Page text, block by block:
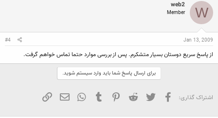
W
web2
Member
Jan 13, 2009
#4
از پاسخ سریع دوستان بسیار متشکرم. پس از بررسی موارد حتما تماس خواهم گرفت.
برای ارسال پاسخ شما باید وارد سیستم شوید.
اشتراک گذاری: فیسبوک تویتر Reddit
Pinterest
Tumblr
WhatsApp
ایمیل